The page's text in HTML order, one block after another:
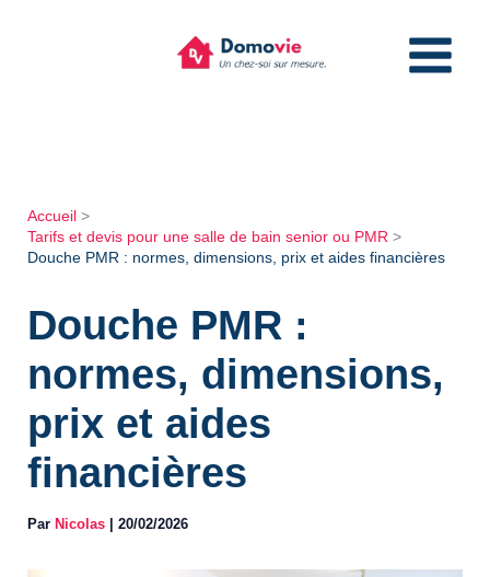
Accueil
Tarifs et devis pour une salle de bain senior ou PMR
Douche PMR : normes, dimensions, prix et aides financières
Douche PMR :
normes, dimensions,
prix et aides
financières
Par Nicolas 20/02/2026